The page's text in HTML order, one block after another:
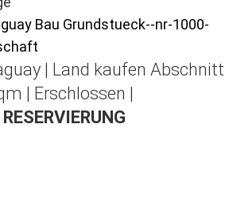
| Land kaufen Abschnitt
| Erschlossen |